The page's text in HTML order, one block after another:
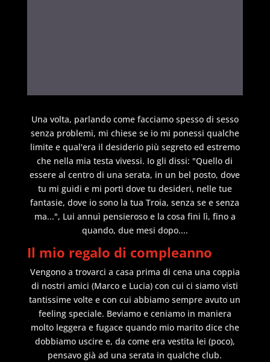
Una volta, parlando come facciamo spesso di sesso
senza problemi, mi chiese se io mi ponessi qualche
limite e qual'era il desiderio più segreto ed estremo
che nella mia testa vivessi. Io gli dissi: "Quello di
essere al centro di una serata, in un bel posto, dove
tu mi guidi e mi porti dove tu desideri, nelle tue
fantasie, dove io sono la tua Troia, senza se e senza
ma...", Lui annuì pensieroso e la cosa fini lì, fino a
quando, due mesi dopo....
Il mio regalo di compleanno
Vengono a trovarci a casa prima di cena una coppia
di nostri amici (Marco e Lucia) con cui ci siamo visti
tantissime volte e con cui abbiamo sempre avuto un
feeling speciale. Beviamo e ceniamo in maniera
molto leggera e fugace quando mio marito dice che
dobbiamo uscire e, da come era vestita lei (poco),
pensavo già ad una serata in qualche club.